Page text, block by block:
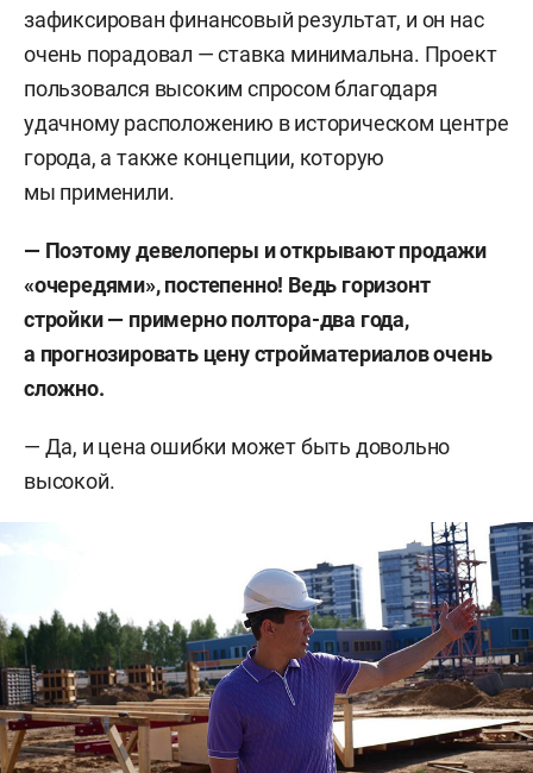
зафиксирован финансовый результат, и он нас
очень порадовал — ставка минимальна. Проект
пользовался высоким спросом благодаря
удачному расположению в историческом центре
города, а также концепции, которую
мы применили.
— Поэтому девелоперы и открывают продажи
«очередями», постепенно! Ведь горизонт
стройки — примерно полтора-два года,
а прогнозировать цену стройматериалов очень
сложно.
— Да, и цена ошибки может быть довольно
высокой.